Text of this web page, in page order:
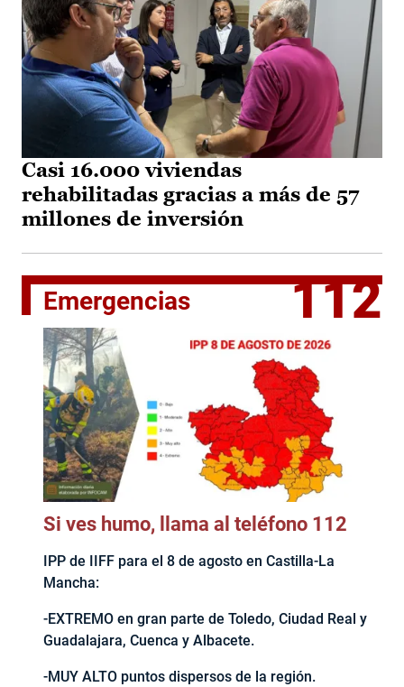
Casi 16.000 viviendas
rehabilitadas gracias a más de 57
millones de inversión
Emergencias 112
Si ves humo, llama al teléfono 112
IPP de IIFF para el 8 de agosto en Castilla-La
Mancha:
-EXTREMO en gran parte de Toledo, Ciudad Real y
Guadalajara, Cuenca y Albacete.
-MUY ALTO puntos dispersos de la región.